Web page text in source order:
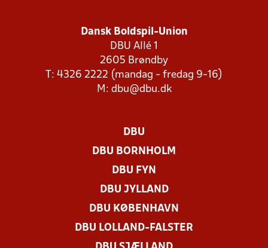
Dansk Boldspil-Union
DBU Allé 1
2605 Brøndby
T: 4326 2222 (mandag - fredag 9-16)
M: dbu@dbu.dk
DBU
DBU BORNHOLM
DBU FYN
DBU JYLLAND
DBU KØBENHAVN
DBU LOLLAND-FALSTER